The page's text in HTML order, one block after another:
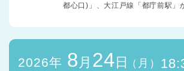
都心口)」、大江戸線「都庁前駅」
2026年 8 月 24 日 （月）